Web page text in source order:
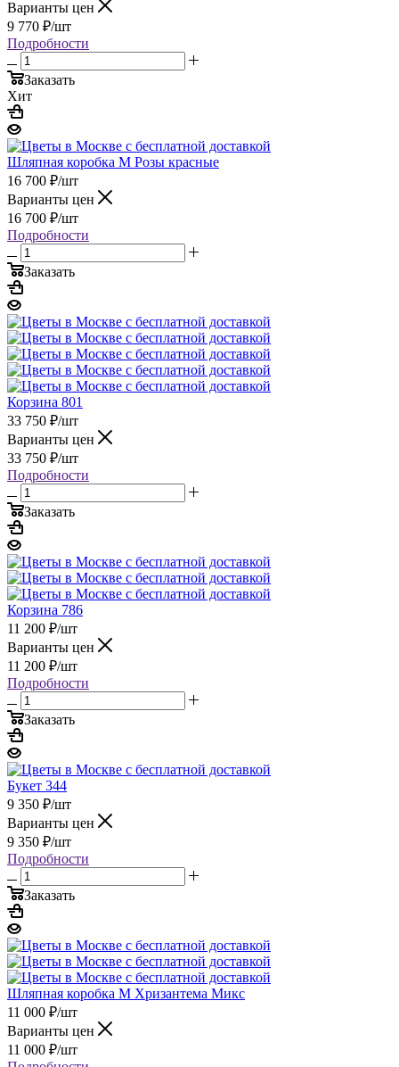
Варианты цен
9 770 ₽/шт
Подробности
Заказать
Хит
Шляпная коробка М Розы красные
16 700 ₽/шт
Варианты цен
16 700 ₽/шт
Подробности
Заказать
Корзина 801
33 750 ₽/шт
Варианты цен
33 750 ₽/шт
Подробности
Заказать
Корзина 786
11 200 ₽/шт
Варианты цен
11 200 ₽/шт
Подробности
Заказать
Букет 344
9 350 ₽/шт
Варианты цен
9 350 ₽/шт
Подробности
Заказать
Шляпная коробка М Хризантема Микс
11 000 ₽/шт
Варианты цен
11 000 ₽/шт